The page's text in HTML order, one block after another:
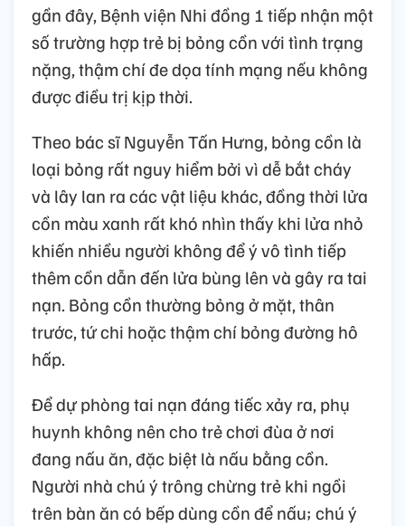
gần đây, Bệnh viện Nhi đồng 1 tiếp nhận một
số trường hợp trẻ bị bỏng cồn với tình trạng
nặng, thậm chí đe dọa tính mạng nếu không
được điều trị kịp thời.
Theo bác sĩ Nguyễn Tấn Hưng, bỏng cồn là
loại bỏng rất nguy hiểm bởi vì dễ bắt cháy
và lây lan ra các vật liệu khác, đồng thời lửa
cồn màu xanh rất khó nhìn thấy khi lửa nhỏ
khiến nhiều người không để ý vô tình tiếp
thêm cồn dẫn đến lửa bùng lên và gây ra tai
nạn. Bỏng cồn thường bỏng ở mặt, thân
trước, tứ chi hoặc thậm chí bỏng đường hô
hấp.
Để dự phòng tai nạn đáng tiếc xảy ra, phụ
huynh không nên cho trẻ chơi đùa ở nơi
đang nấu ăn, đặc biệt là nấu bằng cồn.
Người nhà chú ý trông chừng trẻ khi ngồi
trên bàn ăn có bếp dùng cồn để nấu; chú ý